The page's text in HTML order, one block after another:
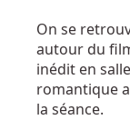
On se
autour du
inédit en
romantique
la séance.